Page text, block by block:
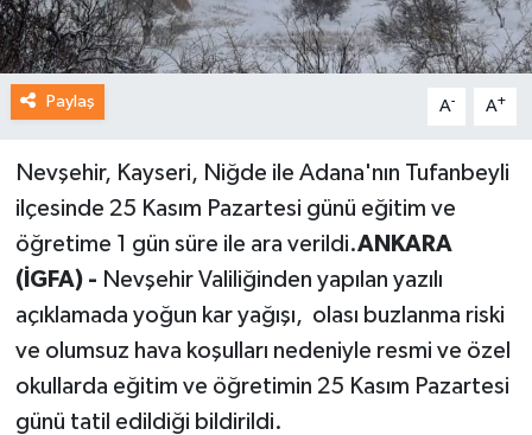
Paylaş A- A+
Nevşehir, Kayseri, Niğde ile Adana'nın Tufanbeyli
ilçesinde 25 Kasım Pazartesi günü eğitim ve
öğretime 1 gün süre ile ara verildi.ANKARA
(İGFA) - Nevşehir Valiliğinden yapılan yazılı
açıklamada yoğun kar yağışı, olası buzlanma riski
ve olumsuz hava koşulları nedeniyle resmi ve özel
okullarda eğitim ve öğretimin 25 Kasım Pazartesi
günü tatil edildiği bildirildi.